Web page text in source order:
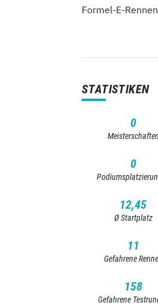
Formel-E-
STATISTIKEN
0
Meisterschaften
0
12,45
Ø Startplatz
11
Gefahrene
158
Gefahrene